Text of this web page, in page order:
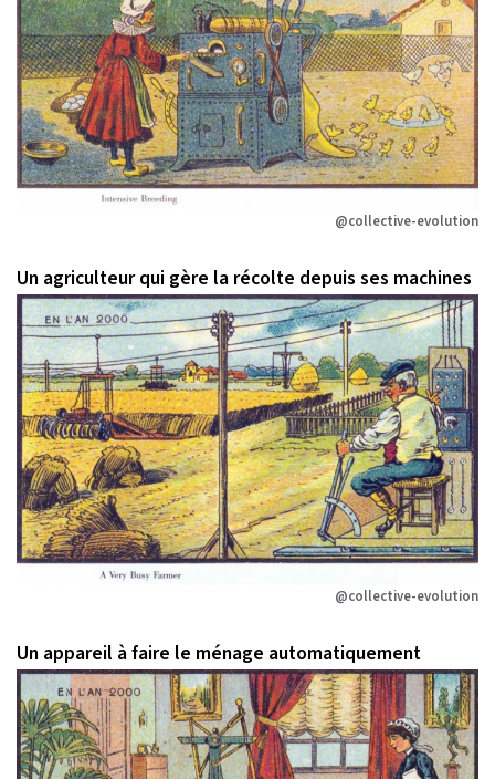
@collective-evolution
Un agriculteur qui gère la récolte depuis ses machines
@collective-evolution
Un appareil à faire le ménage automatiquement